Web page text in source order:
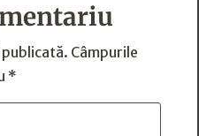
publicată. Câmpurile
*